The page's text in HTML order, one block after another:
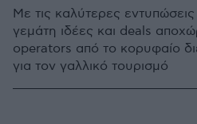
Με τις καλύτερες
γεμάτη ιδέες και deals
operators από το κορυφαίο
για τον γαλλικό τουρισμό